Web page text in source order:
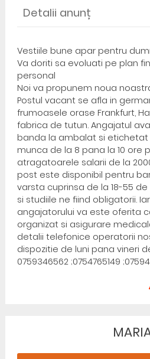
Detalii anunț
Vestiile bune apar pentru
Va doriti sa evoluati pe plan
personal
Noi va propunem noua
Postul vacant se afla in
frumoasele orase Frankfurt,
fabrica de tutun. Angajatul
banda la ambalat si
munca de la 8 pana la 10 ore
atragatoarele salarii de la
post este disponibil pentru
varsta cuprinsa de la 18-55
si studiile ne fiind obligatorii.
angajatorului va este oferita
organizat si asigurare
detalii telefonice operatorii
dispozitie de luni pana vineri
0759346562 ;0754765149